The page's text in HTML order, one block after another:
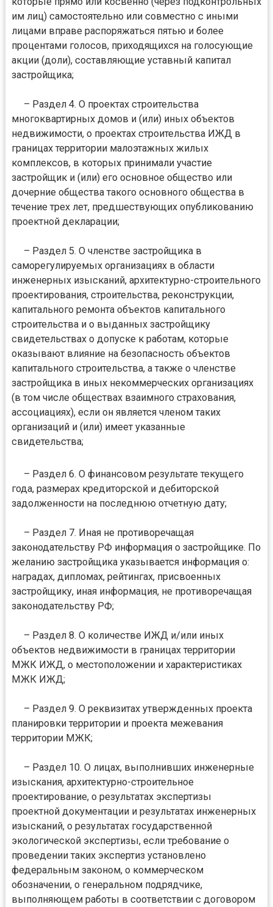
им лиц) самостоятельно или совместно с иными
лицами вправе распоряжаться пятью и более
процентами голосов, приходящихся на голосующие
акции (доли), составляющие уставный капитал
застройщика;
– Раздел 4. О проектах строительства
многоквартирных домов и (или) иных объектов
недвижимости, о проектах строительства ИЖД в
границах территории малоэтажных жилых
комплексов, в которых принимали участие
застройщик и (или) его основное общество или
дочерние общества такого основного общества в
течение трех лет, предшествующих опубликованию
проектной декларации;
– Раздел 5. О членстве застройщика в
саморегулируемых организациях в области
инженерных изысканий, архитектурно-строительного
проектирования, строительства, реконструкции,
капитального ремонта объектов капитального
строительства и о выданных застройщику
свидетельствах о допуске к работам, которые
оказывают влияние на безопасность объектов
капитального строительства, а также о членстве
застройщика в иных некоммерческих организациях
(в том числе обществах взаимного страхования,
ассоциациях), если он является членом таких
организаций и (или) имеет указанные
свидетельства;
– Раздел 6. О финансовом результате текущего
года, размерах кредиторской и дебиторской
задолженности на последнюю отчетную дату;
– Раздел 7. Иная не противоречащая
законодательству РФ информация о застройщике. По
желанию застройщика указывается информация о:
наградах, дипломах, рейтингах, присвоенных
застройщику, иная информация, не противоречащая
законодательству РФ;
– Раздел 8. О количестве ИЖД и/или иных
объектов недвижимости в границах территории
МЖК ИЖД, о местоположении и характеристиках
МЖК ИЖД;
– Раздел 9. О реквизитах утвержденных проекта
планировки территории и проекта межевания
территории МЖК;
– Раздел 10. О лицах, выполнивших инженерные
изыскания, архитектурно-строительное
проектирование, о результатах экспертизы
проектной документации и результатах инженерных
изысканий, о результатах государственной
экологической экспертизы, если требование о
проведении таких экспертиз установлено
федеральным законом, о коммерческом
обозначении, о генеральном подрядчике,
выполняющем работы в соответствии с договором